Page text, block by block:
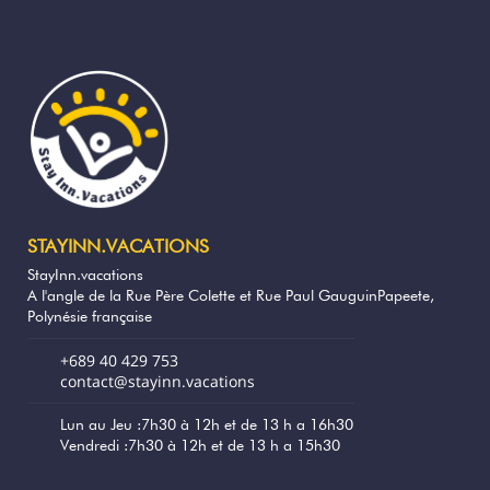
Le Wi-Fi et la climatisation assurent un
confort moderne, tandis que des kayaks
sont mis gratuitement à disposition pour
explorer les eaux turquoise.
Les transferts depuis le port ou l’aéroport
est possible de louer une voiture
découvrir Huahine en toute liberté.
👉 Important : le check-in est possible à
partir de 15h uniquement.
Bungalow en bord de lagon
STAYINN.VACATIONS
StayInn.vacations
A l'angle de la Rue Père Colette et Rue Paul GauguinPapeete,
Polynésie française
+689 40 429 753
contact@stayinn.vacations
Lun au Jeu :7h30 à 12h et de 13 h a 16h30
Vendredi :7h30 à 12h et de 13 h a 15h30